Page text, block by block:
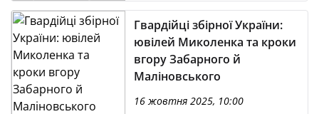
Гвардійці збірної України:
ювілей Миколенка та кроки
вгору Забарного й
Маліновського
16 жовтня 2025, 10:00